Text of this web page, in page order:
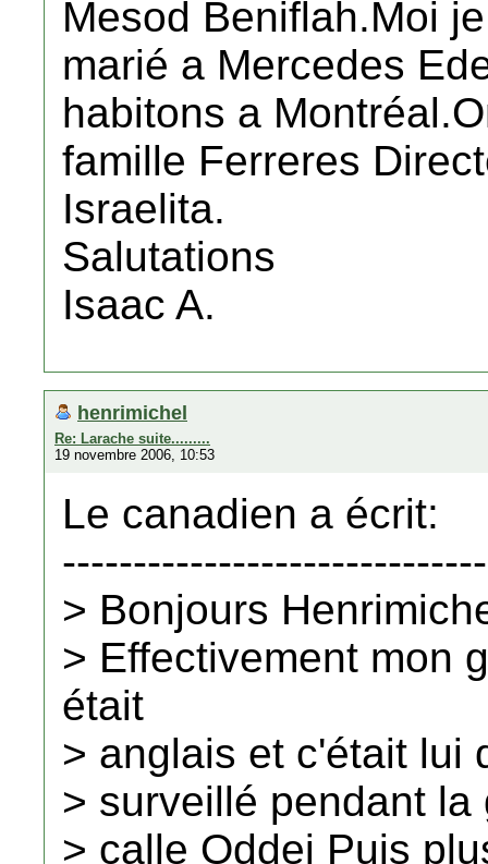
Mesod Beniflah.Moi
marié a Mercedes
habitons a
famille Ferreres
Israelita.
Salutations
Isaac A.
henrimichel
Re: Larache suite.........
19 novembre 2006, 10:53
Le canadien a écrit:
> Bonjours
> Effectivement mon
était
> anglais et c'était lui
> surveillé pendant
> calle Oddei Puis